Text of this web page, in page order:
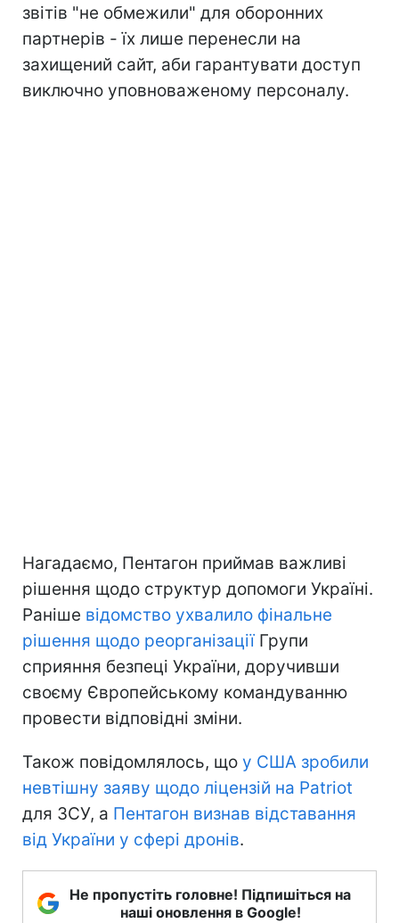
звітів "не обмежили" для оборонних
партнерів - їх лише перенесли на
захищений сайт, аби гарантувати доступ
виключно уповноваженому персоналу.
Нагадаємо, Пентагон приймав важливі
рішення щодо структур допомоги Україні.
Раніше відомство ухвалило фінальне
рішення щодо реорганізаціїГрупи
сприяння безпеці України, доручивши
своєму Європейському командуванню
провести відповідні зміни.
Також повідомлялось, що у США зробили
невтішну заяву щодо ліцензій на Patriot
для ЗСУ, а Пентагон визнав відставання
від України у сфері дронів.
Не пропустіть головне! Підпишіться на
наші оновлення в Google!